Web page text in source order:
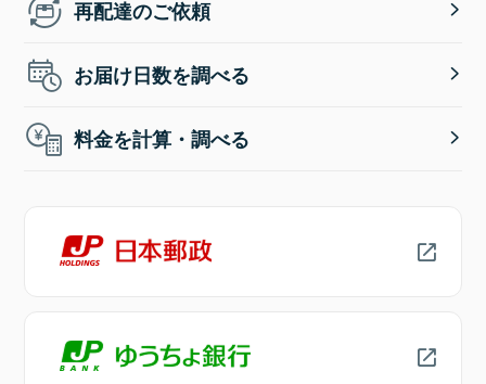
再配達のご依頼
お届け日数を調べる
料金を計算・調べる